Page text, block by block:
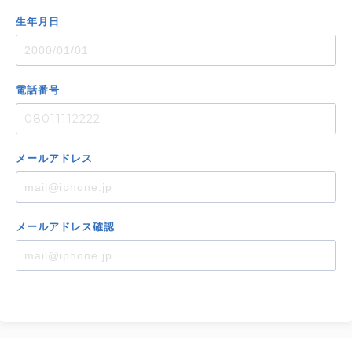
生年月日
電話番号
メールアドレス
メールアドレス確認